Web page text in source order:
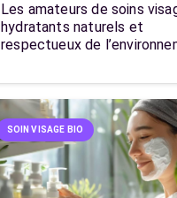
Les amateurs de soins
hydratants naturels et
respectueux de
SOIN VISAGE BIO